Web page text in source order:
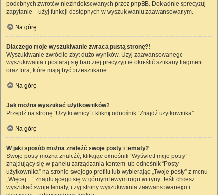
podobnych zwrotów niezindeksowanych przez phpBB. Dokładnie sprecyzuj
zapytanie – użyj funkcji dostępnych w wyszukiwaniu zaawansowanym.
Na górę
Dlaczego moje wyszukiwanie zwraca pustą stronę?!
Wyszukiwanie zwróciło zbyt dużo wyników. Użyj zaawansowanego
wyszukiwania i postaraj się bardziej precyzyjnie określić szukany fragment
oraz fora, które mają być przeszukane.
Na górę
Jak można wyszukać użytkowników?
Przejdź na stronę “Użytkownicy” i kliknij odnośnik “Znajdź użytkownika”.
Na górę
W jaki sposób można znaleźć swoje posty i tematy?
Swoje posty można znaleźć, klikając odnośnik “Wyświetl moje posty”
znajdujący się w panelu zarządzania kontem lub odnośnik “Posty
użytkownika” na stronie swojego profilu lub wybierając „Twoje posty” z menu
„Więcej…” znajdującego się w górnym lewym rogu witryny. Jeśli chcesz
wyszukać swoje tematy, użyj strony wyszukiwania zaawansowanego i